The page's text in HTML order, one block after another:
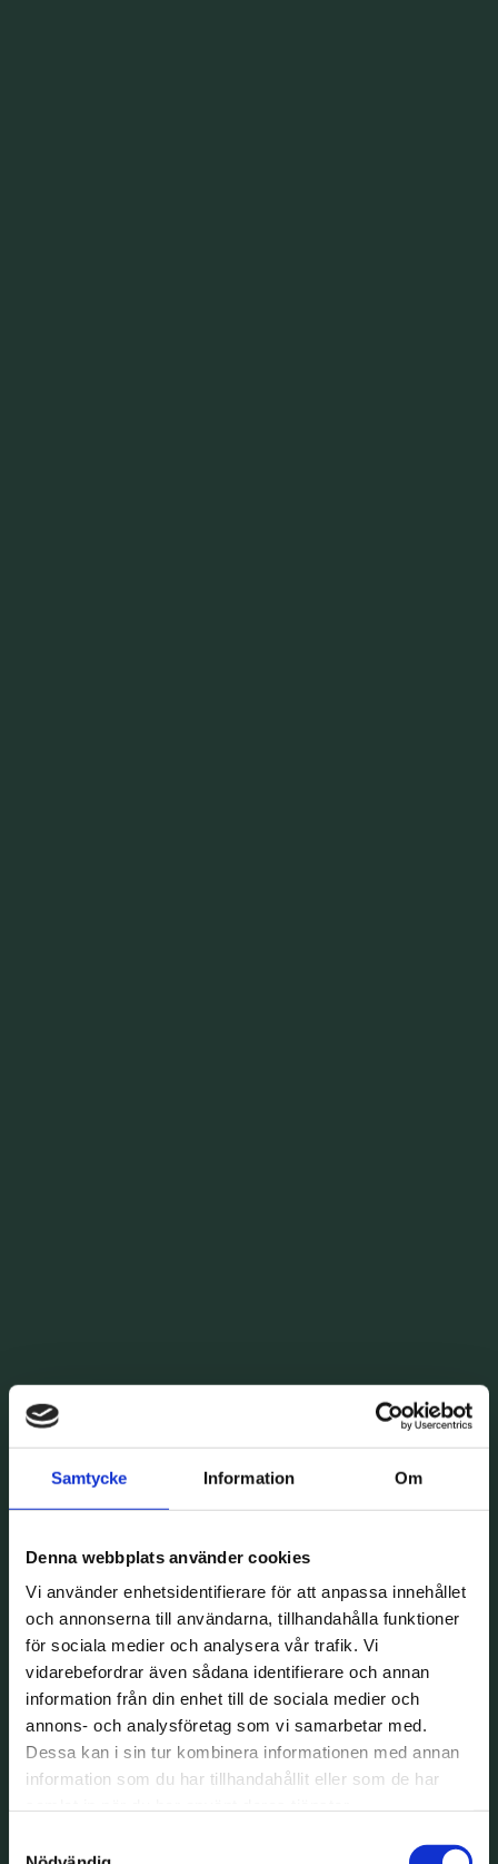
Samtycke Information Om
Denna webbplats använder cookies
Vi använder enhetsidentifierare för att anpassa innehållet
och annonserna till användarna, tillhandahålla funktioner
för sociala medier och analysera vår trafik. Vi
vidarebefordrar även sådana identifierare och annan
information från din enhet till de sociala medier och
annons- och analysföretag som vi samarbetar med.
Dessa kan i sin tur kombinera informationen med annan
information som du har tillhandahållit eller som de har